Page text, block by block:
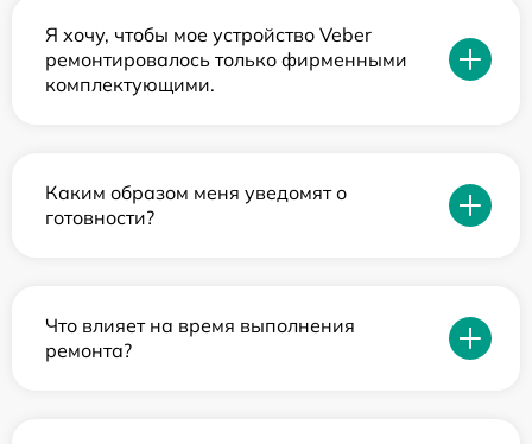
Я хочу, чтобы мое устройство Veber
ремонтировалось только фирменными
комплектующими.
Каким образом меня уведомят о
готовности?
Что влияет на время выполнения
ремонта?